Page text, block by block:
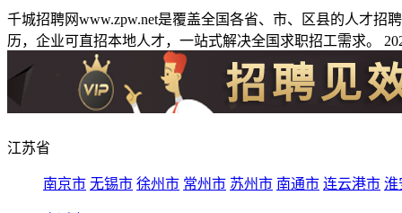
千城招聘网www.zpw.net是覆盖全国各省、市、区县的人才
历，企业可直招本地人才，一站式解决全国求职招工需求。
江苏省
南京市 无锡市 徐州市 常州市 苏州市 南通市 连云港市 淮